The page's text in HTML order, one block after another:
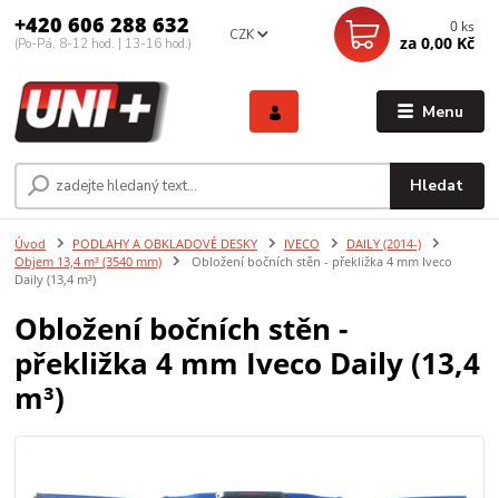
Menu
CZK
Hledat
+420 606 288 632
(Po-Pá, 8-12 hod. | 13-16 hod.)
0 ks
za 0,00 Kč
Úvod PODLAHY A OBKLADOVÉ DESKY IVECO
DAILY (2014-)
Objem 13,4 m³ (3540 mm)
Obložení bočních stěn - překližka 4 mm Iveco
Daily (13,4 m³)
Obložení bočních stěn -
překližka 4 mm Iveco Daily (13,4
m³)